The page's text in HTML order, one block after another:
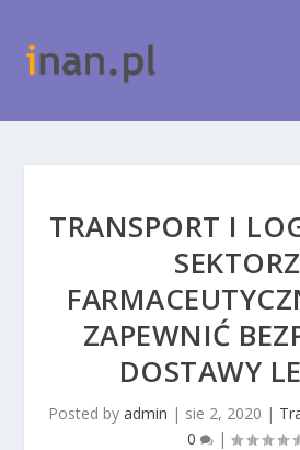
TRANSPORT I
ZAPEWNIĆ
DOSTAWY
Posted by admin | sie 2, 2020 |
0
|